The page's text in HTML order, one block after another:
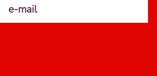
e-mail